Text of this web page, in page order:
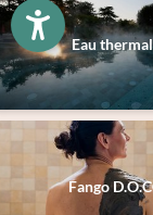
Eau
Fango
Prénom
E-mail*
Accord
*champs